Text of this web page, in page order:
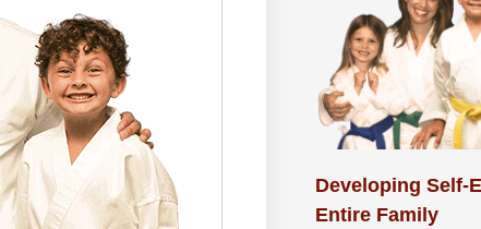
Developing Self-
Entire Family